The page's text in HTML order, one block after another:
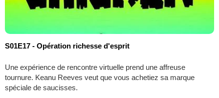
S01E17 - Opération richesse d'esprit
Une expérience de rencontre virtuelle prend une affreuse
tournure. Keanu Reeves veut que vous achetiez sa marque
spéciale de saucisses.